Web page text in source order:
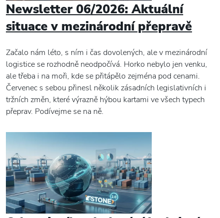
Newsletter 06/2026: Aktuální
situace v mezinárodní přepravě
Začalo nám léto, s ním i čas dovolených, ale v mezinárodní
logistice se rozhodně neodpočívá. Horko nebylo jen venku,
ale třeba i na moři, kde se přitápělo zejména pod cenami.
Červenec s sebou přinesl několik zásadních legislativních i
tržních změn, které výrazně hýbou kartami ve všech typech
přeprav. Podívejme se na ně.